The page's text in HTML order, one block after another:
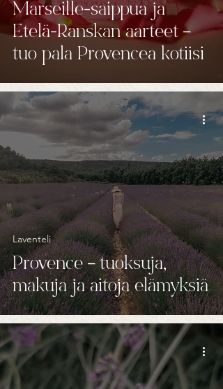
Marseille-saippua ja
Etelä-Ranskan aarteet –
tuo pala Provencea kotiisi
Provence – tuoksuja,
makuja ja aitoja elämyksiä
Laventeli